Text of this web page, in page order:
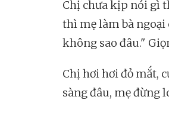
Chị chưa kịp nói gì
thì mẹ làm bà ngoại
không sao đâu."
Chị hơi hơi đỏ mắt,
sàng đâu, mẹ đừng